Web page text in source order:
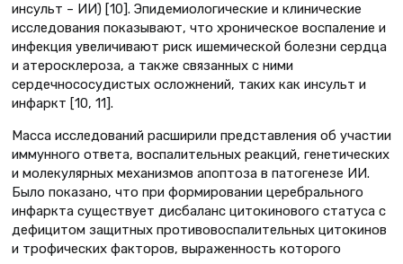
инсульт – ИИ) [10]. Эпидемиологические и клинические
исследования показывают, что хроническое воспаление и
инфекция увеличивают риск ишемической болезни сердца
и атеросклероза, а также связанных с ними
сердечнососудистых осложнений, таких как инсульт и
инфаркт [10, 11].
Масса исследований расширили представления об участии
иммунного ответа, воспалительных реакций, генетических
и молекулярных механизмов апоптоза в патогенезе ИИ.
Было показано, что при формировании церебрального
инфаркта существует дисбаланс цитокинового статуса с
дефицитом защитных противовоспалительных цитокинов
и трофических факторов, выраженность которого